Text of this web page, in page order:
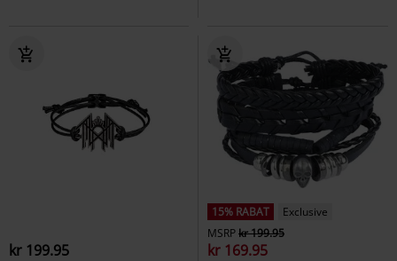
kr 199.95
15% RABAT
Exclusive
MSRPkr 199.95
kr 169.95